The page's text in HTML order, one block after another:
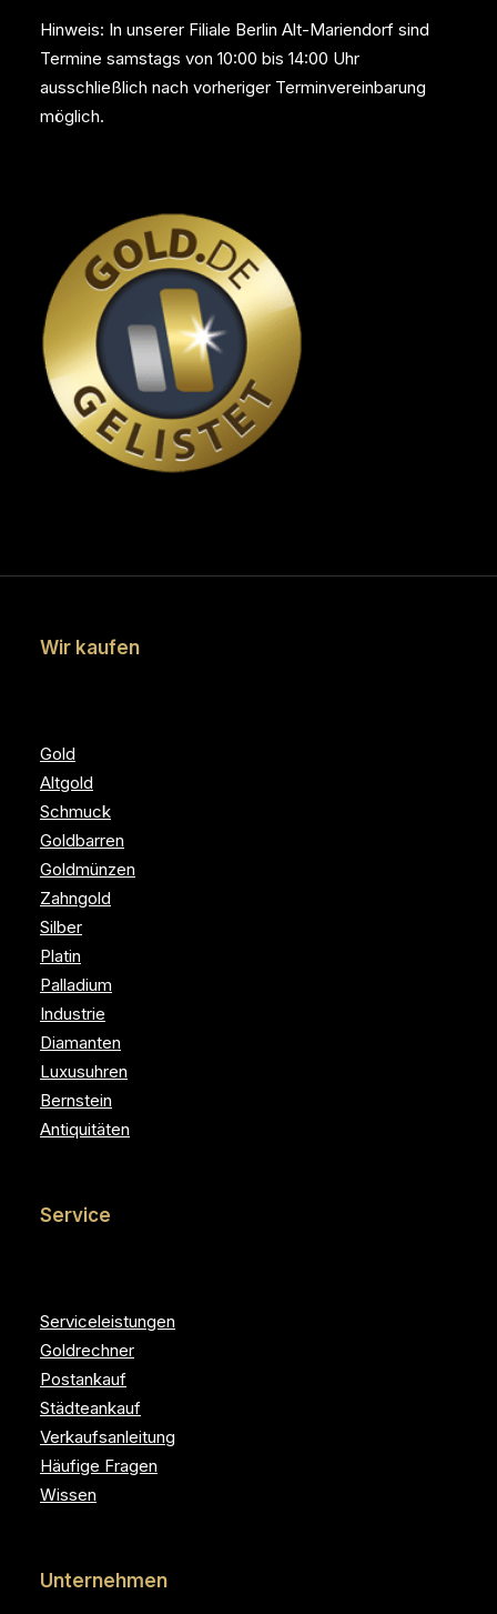
Hinweis: In unserer Filiale Berlin Alt-Mariendorf sind
Termine samstags von 10:00 bis 14:00 Uhr
ausschließlich nach vorheriger Terminvereinbarung
möglich.
Wir kaufen
Gold
Altgold
Schmuck
Goldbarren
Goldmünzen
Zahngold
Silber
Platin
Palladium
Industrie
Diamanten
Luxusuhren
Bernstein
Antiquitäten
Service
Serviceleistungen
Goldrechner
Postankauf
Städteankauf
Verkaufsanleitung
Häufige Fragen
Wissen
Unternehmen